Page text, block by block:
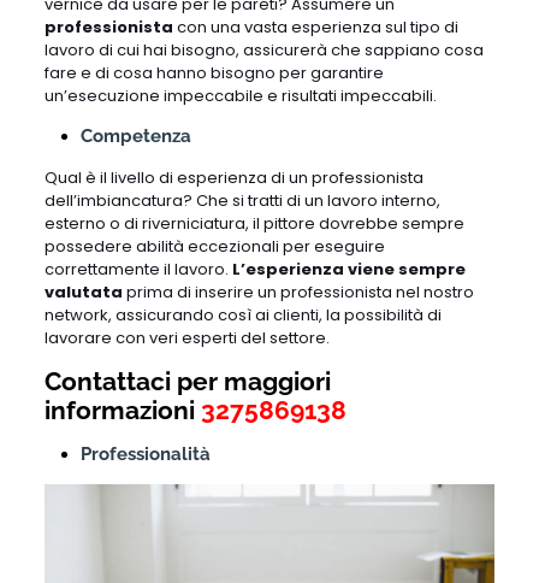
professionista con una vasta esperienza sul tipo di
lavoro di cui hai bisogno, assicurerà che sappiano cosa
fare e di cosa hanno bisogno per garantire
un’esecuzione impeccabile e risultati impeccabili.
Competenza
Qual è il livello di esperienza di un professionista
dell’imbiancatura? Che si tratti di un lavoro interno,
esterno o di riverniciatura, il pittore dovrebbe sempre
possedere abilità eccezionali per eseguire
correttamente il lavoro. L’esperienza viene sempre
valutata prima di inserire un professionista nel nostro
network, assicurando così ai clienti, la possibilità di
lavorare con veri esperti del settore.
Contattaci per maggiori
informazioni 3275869138
Professionalità